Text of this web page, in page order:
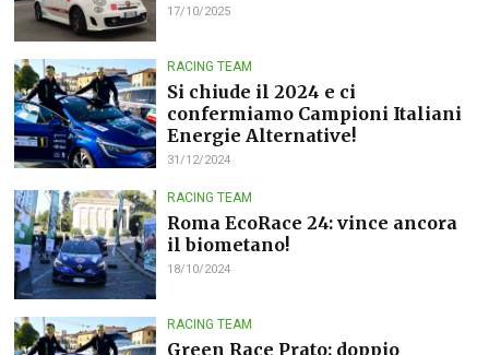
17/10/2025
RACING TEAM
Si chiude il 2024 e ci
confermiamo Campioni Italiani
Energie Alternative!
31/12/2024
RACING TEAM
Roma EcoRace 24: vince ancora
il biometano!
18/10/2024
RACING TEAM
Green Race Prato: doppio